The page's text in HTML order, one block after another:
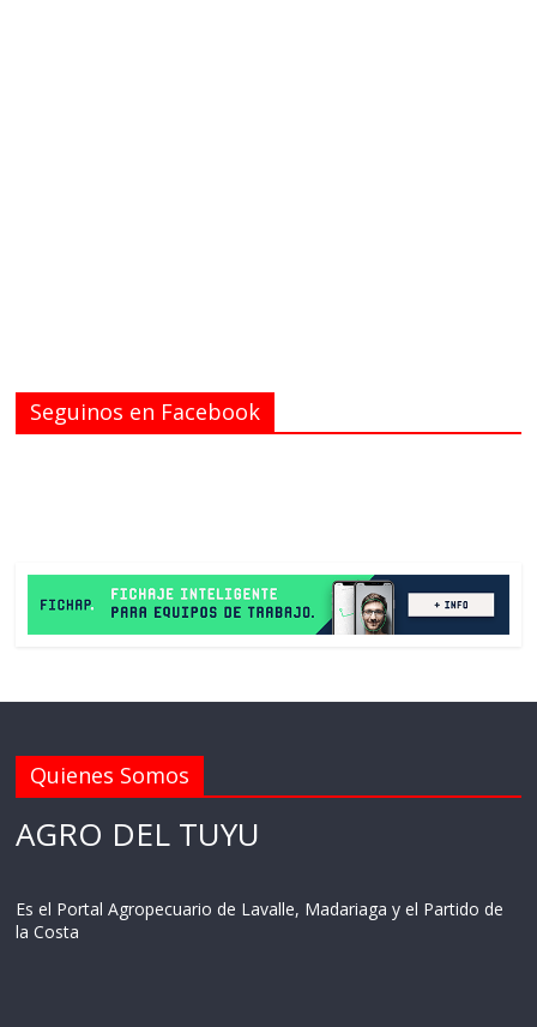
Seguinos en Facebook
Quienes Somos
AGRO DEL TUYU
Es el Portal Agropecuario de Lavalle, Madariaga y el Partido de
la Costa